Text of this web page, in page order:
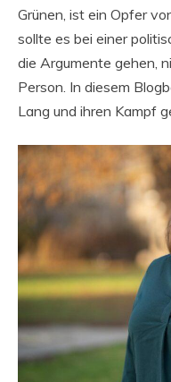
Grünen, ist ein Opfer
sollte es bei einer
die Argumente gehen,
Person. In diesem
Lang und ihren Kampf